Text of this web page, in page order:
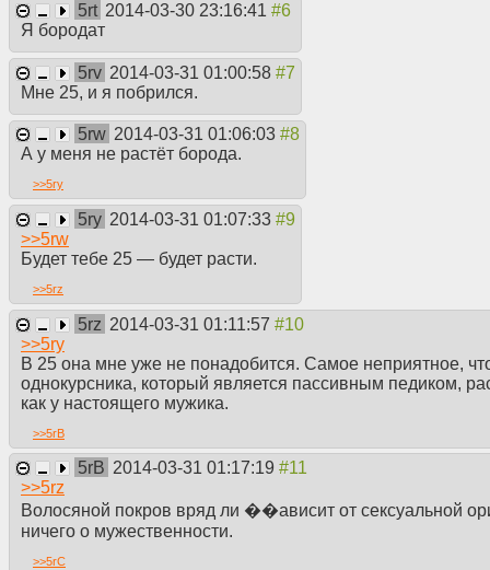
5rt 2014-03-30 23:16:41
Я бородат
5rv 2014-03-31 01:00:58
Мне 25, и я побрился.
5rw 2014-03-31 01:06:03
А у меня не растёт борода.
>>5ry
5ry 2014-03-31 01:07:33
>>5rw
Будет тебе 25 — будет расти.
>>5rz
5rz 2014-03-31 01:11:57
>>5ry
В 25 она мне уже не понадобится. Самое неприятное,
однокурсника, который является пассивным педиком,
как у настоящего мужика.
>>5rB
5rB 2014-03-31 01:17:19
>>5rz
Волосяной покров вряд ли ��ависит от сексуальной
ничего о мужественности.
>>5rC